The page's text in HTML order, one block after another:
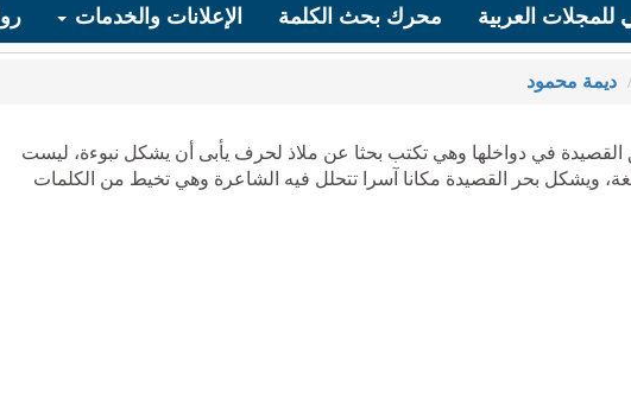
للمجلات العربية محرك بحث الكلمة الإعلانات والخدمات
ديمة محمود
القصيدة في دواخلها وهي تكتب بحثا عن ملاذ لحرف يأبى أن يشكل نبوءة، ليست
ويشكل بحر القصيدة مكانا آسرا تتحلل فيه الشاعرة وهي تخيط من الكلمات